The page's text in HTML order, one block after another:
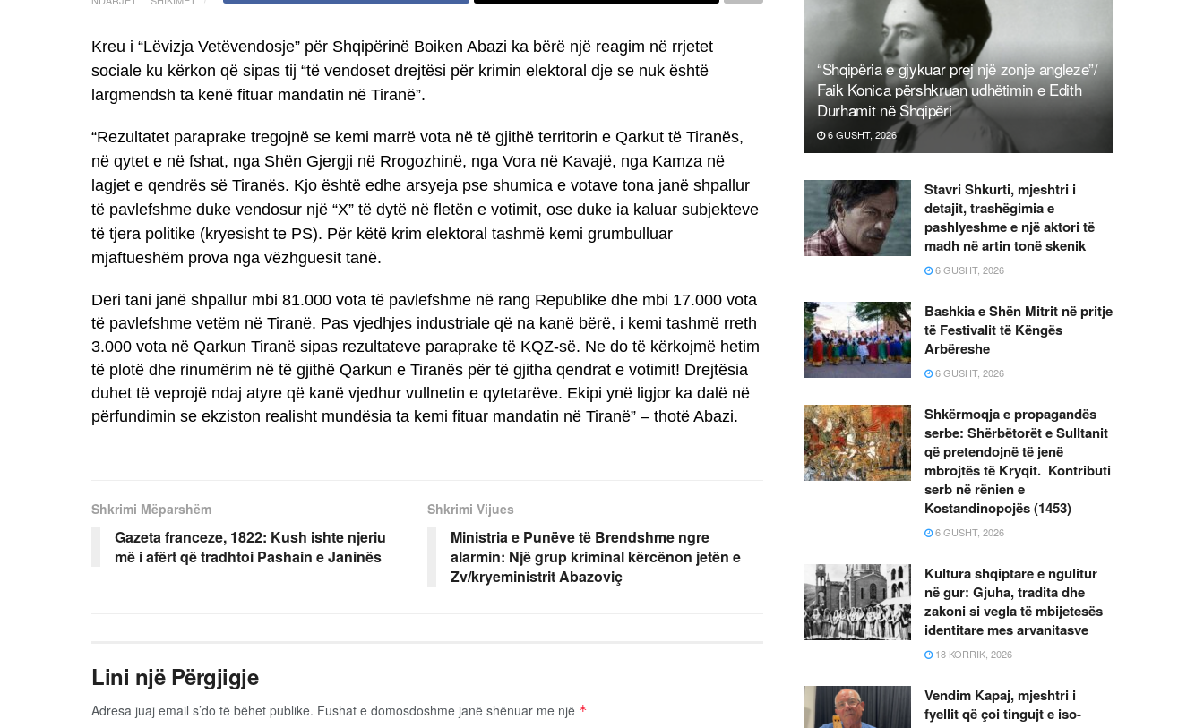
Kreu i “Lëvizja Vetëvendosje” për Shqipërinë Boiken Abazi ka bërë një reagim në rrjetet
sociale ku kërkon që sipas tij “të vendoset drejtësi për krimin elektoral dje se nuk është
largmendsh ta kenë fituar mandatin në Tiranë”.
“Rezultatet paraprake tregojnë se kemi marrë vota në të gjithë territorin e Qarkut të Tiranës,
në qytet e në fshat, nga Shën Gjergji në Rrogozhinë, nga Vora në Kavajë, nga Kamza në
lagjet e qendrës së Tiranës. Kjo është edhe arsyeja pse shumica e votave tona janë shpallur
të pavlefshme duke vendosur një “X” të dytë në fletën e votimit, ose duke ia kaluar subjekteve
të tjera politike (kryesisht te PS). Për këtë krim elektoral tashmë kemi grumbulluar
mjaftueshëm prova nga vëzhguesit tanë.
Deri tani janë shpallur mbi 81.000 vota të pavlefshme në rang Republike dhe mbi 17.000 vota
të pavlefshme vetëm në Tiranë. Pas vjedhjes industriale që na kanë bërë, i kemi tashmë rreth
3.000 vota në Qarkun Tiranë sipas rezultateve paraprake të KQZ-së. Ne do të kërkojmë hetim
të plotë dhe rinumërim në të gjithë Qarkun e Tiranës për të gjitha qendrat e votimit! Drejtësia
duhet të veprojë ndaj atyre që kanë vjedhur vullnetin e qytetarëve. Ekipi ynë ligjor ka dalë në
përfundimin se ekziston realisht mundësia ta kemi fituar mandatin në Tiranë” – thotë Abazi.
Shkrimi Mëparshëm
Gazeta franceze, 1822: Kush ishte njeriu
më i afërt që tradhtoi Pashain e Janinës
Shkrimi Vijues
Ministria e Punëve të Brendshme ngre
alarmin: Një grup kriminal kërcënon jetën e
Zv/kryeministrit Abazoviç
Lini një Përgjigje
Adresa juaj email s’do të bëhet publike. Fushat e domosdoshme janë shënuar me një *
“Shqipëria e gjykuar prej një zonje angleze”/
Faik Konica përshkruan udhëtimin e Edith
Durhamit në Shqipëri
6 GUSHT, 2026
Stavri Shkurti, mjeshtri i
detajit, trashëgimia e
pashlyeshme e një aktori të
madh në artin tonë skenik
6 GUSHT, 2026
Bashkia e Shën Mitrit në pritje
të Festivalit të Këngës
Arbëreshe
6 GUSHT, 2026
Shkërmoqja e propagandës
serbe: Shërbëtorët e Sulltanit
që pretendojnë të jenë
mbrojtës të Kryqit. Kontributi
serb në rënien e
Kostandinopojës (1453)
6 GUSHT, 2026
Kultura shqiptare e ngulitur
në gur: Gjuha, tradita dhe
zakoni si vegla të mbijetesës
identitare mes arvanitasve
18 KORRIK, 2026
Vendim Kapaj, mjeshtri i
fyellit që çoi tingujt e iso-